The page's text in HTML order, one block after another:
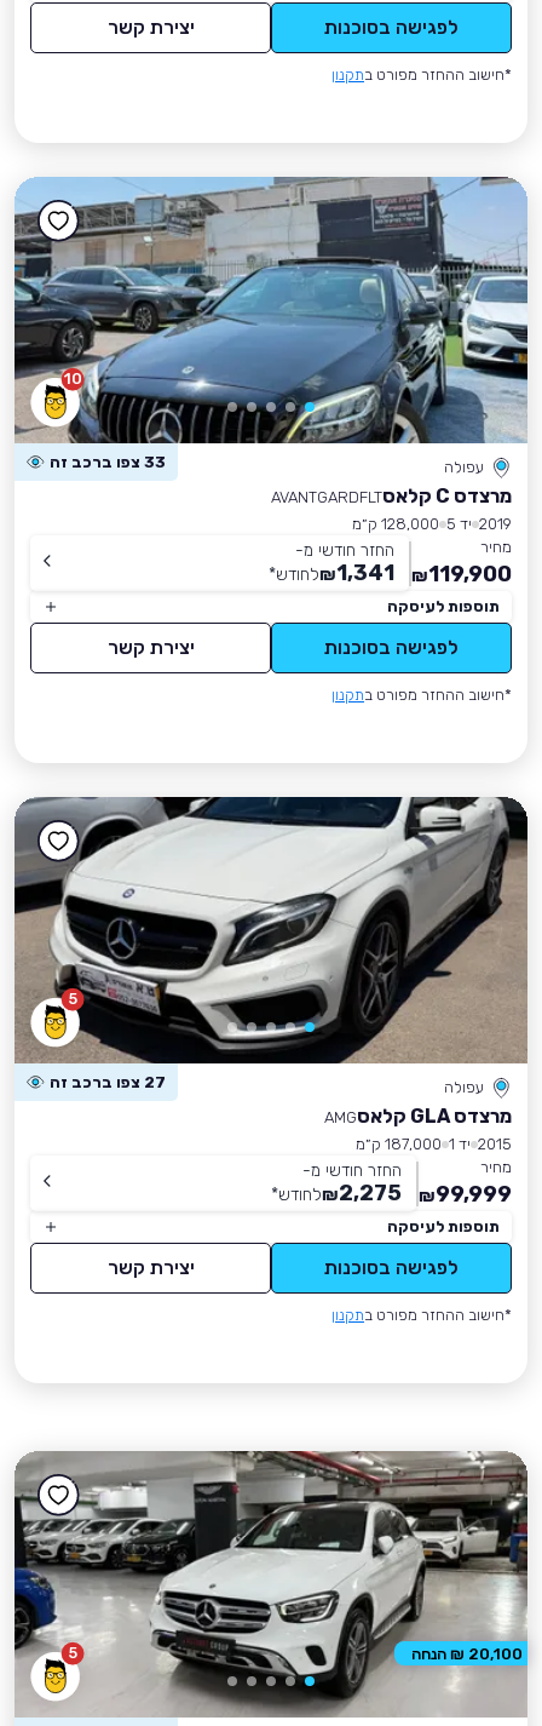
לפגישה בסוכנות יצירת קשר
*חישוב ההחזר מפורט בתקנון
10
עפולה 33 צפו ברכב זה
מרצדס C קלאס
AVANTGARDFLT
2019 יד 5
128,000 ק״מ
מחיר
119,900
₪
החזר חודשי מ-
1,341
₪לחודש*
תוספות לעיסקה
לפגישה בסוכנות יצירת קשר
*חישוב ההחזר מפורט בתקנון
5
עפולה 27 צפו ברכב זה
מרצדס GLA קלאס
AMG
2015 יד 1
187,000 ק״מ
מחיר
99,999
₪
החזר חודשי מ-
2,275
₪לחודש*
תוספות לעיסקה
לפגישה בסוכנות יצירת קשר
*חישוב ההחזר מפורט בתקנון
5 20,100 ₪ הנחה